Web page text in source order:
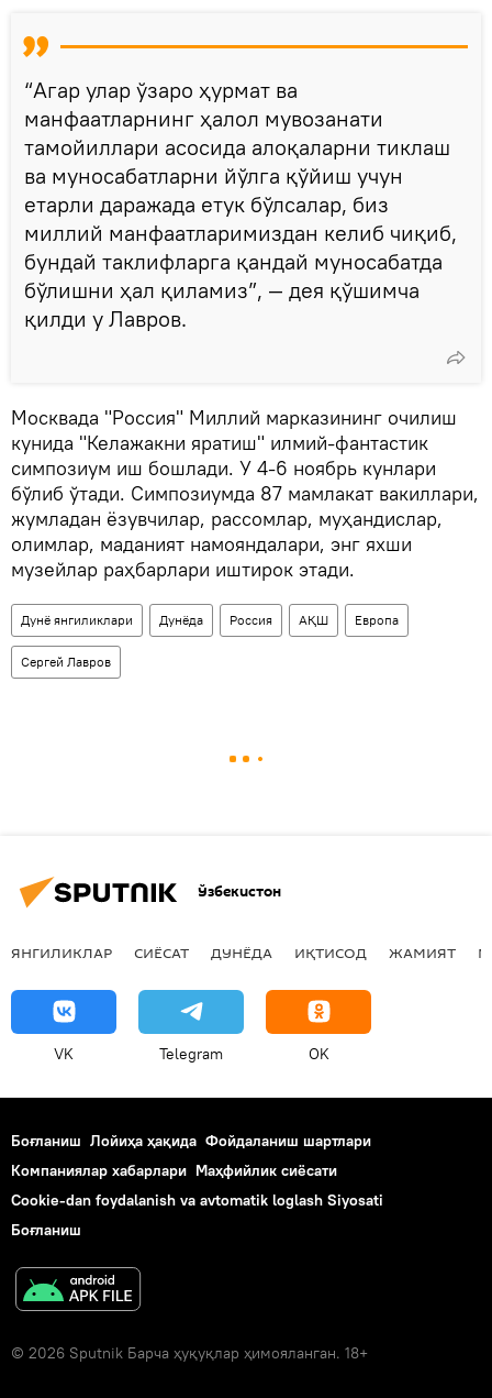
“Агар улар ўзаро ҳурмат ва
манфаатларнинг ҳалол мувозанати
тамойиллари асосида алоқаларни тиклаш
ва муносабатларни йўлга қўйиш учун
етарли даражада етук бўлсалар, биз
миллий манфаатларимиздан келиб чиқиб,
бундай таклифларга қандай муносабатда
бўлишни ҳал қиламиз”, — дея қўшимча
қилди у Лавров.
Москвада "Россия" Миллий марказининг очилиш
кунида "Келажакни яратиш" илмий-фантастик
симпозиум иш бошлади. У 4-6 ноябрь кунлари
бўлиб ўтади. Симпозиумда 87 мамлакат вакиллари,
жумладан ёзувчилар, рассомлар, муҳандислар,
олимлар, маданият намояндалари, энг яхши
музейлар раҳбарлари иштирок этади.
Дунё янгиликлари Дунёда Россия АҚШ Европа
Сергей Лавров
Ўзбекистон
ЯНГИЛИКЛАР СИЁСАТ ДУНЁДА ИҚТИСОД ЖАМИЯТ
VK Telegram OK
Боғланиш Лойиҳа ҳақида Фойдаланиш шартлари
Компаниялар хабарлари Маҳфийлик сиёсати
Cookie-dan foydalanish va avtomatik loglash Siyosati
Боғланиш
© 2026 Sputnik Барча ҳуқуқлар ҳимояланган. 18+